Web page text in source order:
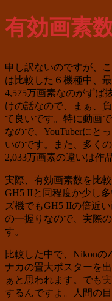
有効画素
申し訳ないのですが、
は比較した６機種中、
4,575万画素なのがずば
けの話なので、まぁ、
て良いです。特に動画
なので、YouTuberにと
いのです。また、多く
2,033万画素の違いは作
実際、有効画素数を比
GH5 IIと同程度か少し
ズ機でもGH5 IIの倍近
の一握りなので、実際
す。
比較した中で、Nikonの
ナカの畳大ポスターを
ぁと思われます。でも
するんですよ。人間の